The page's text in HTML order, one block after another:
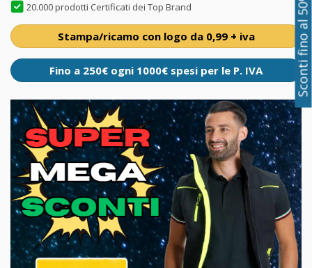
20.000 prodotti Certificati dei Top Brand
Stampa/ricamo con logo da 0,99 + iva
Fino a 250€ ogni 1000€ spesi per le P. IVA Sconti fino al 50%